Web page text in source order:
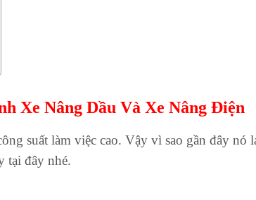
Xe Nâng Dầu Và Xe Nâng Điện
làm việc cao. Vậy vì sao gần đây nó
tại đây nhé.